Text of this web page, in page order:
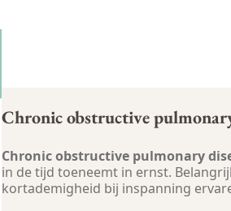
Chronic obstructive
Chronic obstructive pulmonary
in de tijd toeneemt in ernst.
kortademigheid bij inspanning